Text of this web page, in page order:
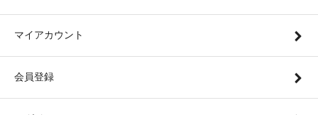
マイアカウント
会員登録